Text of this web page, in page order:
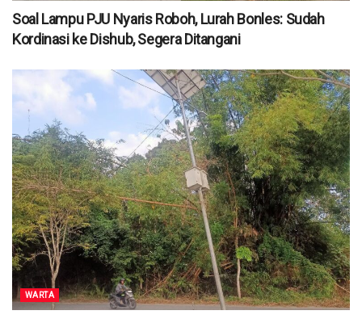
Soal Lampu PJU Nyaris Roboh, Lurah Bonles: Sudah
Kordinasi ke Dishub, Segera Ditangani
WARTA